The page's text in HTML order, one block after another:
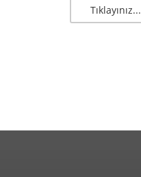
Tıklayınız...